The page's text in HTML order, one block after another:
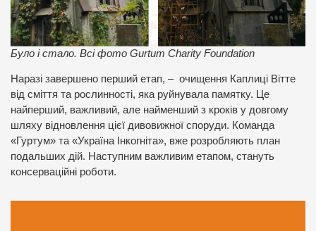
Було і стало. Всі фото Gurtum Charity Foundation
Наразі завершено перший етап, – очищення Каплиці Вітте
від сміття та рослинності, яка руйнувала памятку. Це
найперший, важливий, але найменший з кроків у довгому
шляху відновлення цієї дивовижної споруди. Команда
«Гуртум» та «Україна Інкогніта», вже розробляють план
подальших дій. Наступним важливим етапом, стануть
консерваційні роботи.